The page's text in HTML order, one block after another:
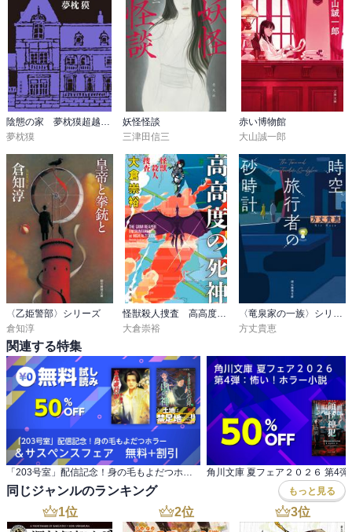
夢枕獏
妖怪怪談
三津田信三
赤い博物館
大山誠一郎
〈乙姫警部〉シリーズ
倉知淳
怪獣殺人捜査 高高度の死神
大倉崇裕
〈竜泉家の一族〉シリーズ
方丈貴恵
関連する特集
「203号室」配信記念！身の毛もよだつホラー ＆サスペンスフェア 無料+割引
同じジャンルのランキング もっと見る
1位 2位 3位